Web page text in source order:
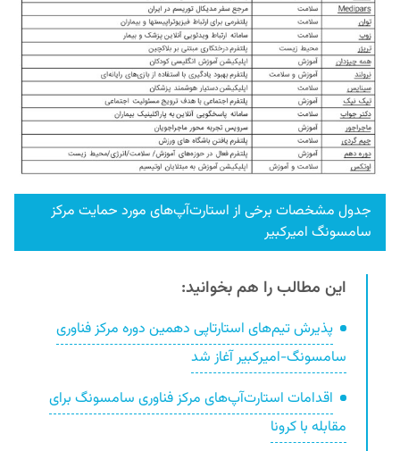
جدول مشخصات برخی از استارت‌آپ‌های مورد حمایت مرکز
سامسونگ امیرکبیر
این مطالب را هم بخوانید:
پذیرش تیم‌های استارتاپی دهمین دوره مرکز فناوری
سامسونگ-امیرکبیر آغاز شد
اقدامات استارت‌آپ‌های مرکز فناوری سامسونگ برای
مقابله با کرونا